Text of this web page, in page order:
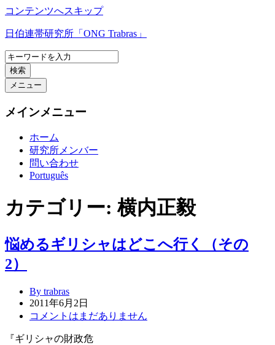
コンテンツへスキップ
日伯連帯研究所「ONG Trabras」
検索
メニュー
メインメニュー
ホーム
研究所メンバー
問い合わせ
Português
カテゴリー:横内正毅
悩めるギリシャはどこへ行く（その
2）
By trabras
2011年6月2日
コメントはまだありません
『ギリシャの財政危